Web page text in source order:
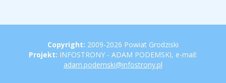
CopyrightCopyright: 2009-2026 Powiat Grodziski
Projekt: INFOSTRONY - ADAM PODEMSKI, e-mail:
adam.podemski@infostrony.pl